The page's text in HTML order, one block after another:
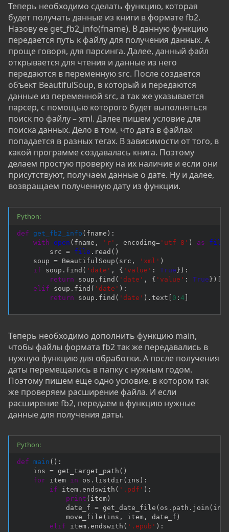
Теперь необходимо сделать функцию, которая
будет получать данные из книги в формате fb2.
Назову ее get_fb2_info(fname). В данную функцию
передается путь к файлу для получения данных. А
проще говоря, для парсинга. Далее, данный файл
открывается для чтения и данные из него
передаются в переменную src. После создается
объект BeautifulSoup, в который и передаются
данные из переменной src, а так же указывается
парсер, с помощью которого будет выполняться
поиск по файлу – xml. Далее пишем условие для
поиска данных. Дело в том, что дата в файлах
попадается в разных тегах. В зависимости от того, в
какой программе создавалась книга. Поэтому
делаем простую проверку на их наличие и если они
присутствуют, получаем данные о дате. Ну и далее,
возвращаем полученную дату из функции.
Python:
def get_fb2_info ( fname ) :
with
open ( fname , 'r' , encoding= 'utf-8' ) as file
        src
= file . read ( )
    soup
= BeautifulSoup ( src , 'xml' )
if soup . find ( 'date' , { 'value' : True } ) :
return soup . find ( 'date' , { 'value' : True } )
elif soup . find ( 'date' ) :
return soup . find ( 'date' ) . text 0 : 4
Теперь необходимо дополнить функцию main,
чтобы файлы формата fb2 так же передавались в
нужную функцию для обработки. А после получения
даты перемещались в папку с нужным годом.
Поэтому пишем еще одно условие, в котором так
же проверяем расширение файла. И если
расширение fb2, передаем в функцию нужные
данные для получения даты.
Python:
def main ( ) :
    ins
= get_target_path ( )
for item in os . listdir( ins ) :
if item . endswith ( '.pdf' ) :
print ( item )
            date_f
= get_date_file ( os . path . join ( ins
            move_file
( ins , item , date_f )
elif item . endswith ( '.epub' ) :